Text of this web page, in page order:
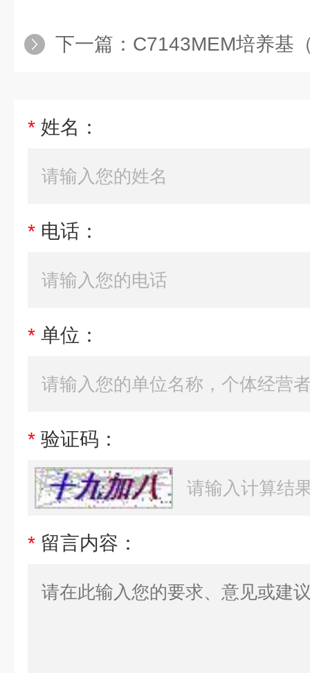
下一篇： C7143MEM培养基（含NEAA、L-丙氨酰-
* 姓名：
* 电话：
* 单位：
* 验证码：
* 留言内容：